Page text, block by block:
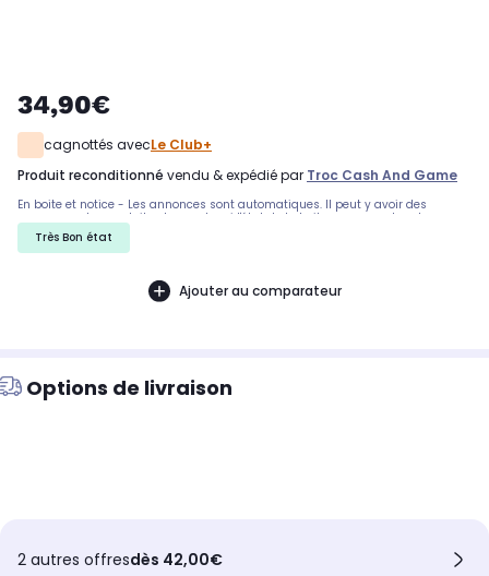
34,90€
cagnottés avecLe Club+
produit reconditionné vendu & expédié par Troc Cash And Game
En boite et notice - Les annonces sont automatiques. Il peut y avoir des
rayures sur les produits, demandez si l'état de la boite par exemple est
important. Nous ne pouvons pas tout detailler
Très Bon état
Ajouter au comparateur
Options de livraison
2 autres offresdès 42,00€